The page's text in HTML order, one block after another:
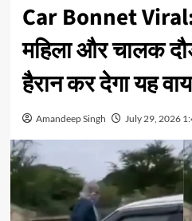
Car Bonnet Viral:
महिला और चालक
हैरान कर देगा यह
Amandeep Singh July 29, 2026